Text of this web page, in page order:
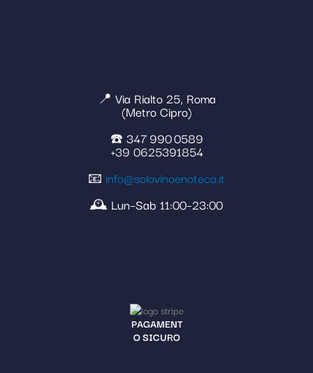
📍 Via Rialto 25, Roma
(Metro Cipro)
☎️ 347 990 0589
+39 0625391854
📧 info@solovinoenoteca.it
🕰️ Lun–Sab 11:00–23:00
PAGAMENT
O SICURO